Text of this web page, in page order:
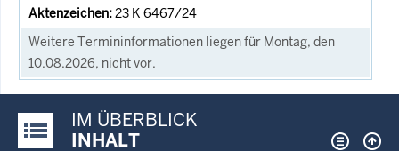
23 K 6467/24
Weitere Termininformationen liegen für Montag, den
10.08.2026, nicht vor.
Justiz-Portal im Überblick:
IM ÜBERBLICK
INHALT